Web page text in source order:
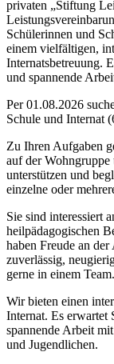
privaten „Stiftung
Schülerinnen und
einem vielfältigen,
Internatsbetreuung.
und spannende
Per 01.08.2026
Schule und Internat
Zu Ihren Aufgaben
auf der
unterstützen und
einzelne oder
Sie sind interessiert
heilpädagogischen
haben Freude an
zuverlässig,
gerne in einem Team.
Wir bieten einen
Internat. Es erwartet
spannende Arbeit
und Jugendlichen.